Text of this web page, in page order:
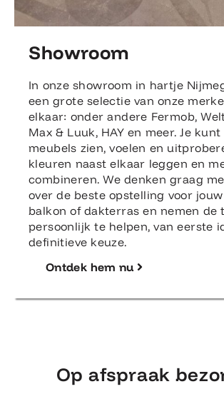
Showroom
In onze showroom in hartje
een grote selectie van onze
elkaar: onder andere Fermob,
Max & Luuk, HAY en meer. Je kunt
meubels zien, voelen en
kleuren naast elkaar leggen en
combineren. We denken graag
over de beste opstelling voor
balkon of dakterras en nemen de
persoonlijk te helpen, van eerste
definitieve keuze.
Ontdek hem nu
Op afspraak